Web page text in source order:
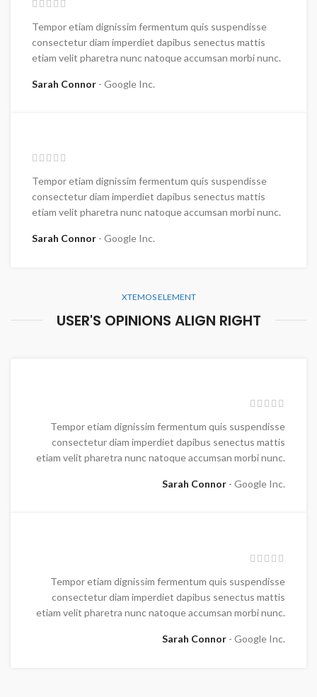
Tempor etiam dignissim fermentum quis suspendisse
consectetur diam imperdiet dapibus senectus mattis
etiam velit pharetra nunc natoque accumsan morbi nunc.
Sarah Connor Google Inc.
Tempor etiam dignissim fermentum quis suspendisse
consectetur diam imperdiet dapibus senectus mattis
etiam velit pharetra nunc natoque accumsan morbi nunc.
Sarah Connor Google Inc.
XTEMOS ELEMENT
USER'S OPINIONS ALIGN RIGHT
Tempor etiam dignissim fermentum quis suspendisse
consectetur diam imperdiet dapibus senectus mattis
etiam velit pharetra nunc natoque accumsan morbi nunc.
Sarah Connor Google Inc.
Tempor etiam dignissim fermentum quis suspendisse
consectetur diam imperdiet dapibus senectus mattis
etiam velit pharetra nunc natoque accumsan morbi nunc.
Sarah Connor Google Inc.